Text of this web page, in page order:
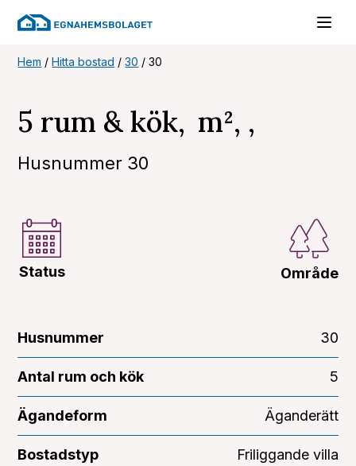
Hem /Hitta bostad /30 /30
5 rum & kök, m², ,
Husnummer 30
Status Område
Husnummer 30
Antal rum och kök 5
Ägandeform Äganderätt
Bostadstyp Friliggande villa